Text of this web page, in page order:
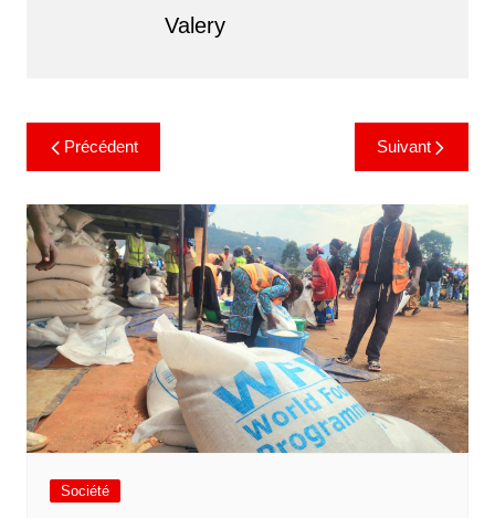
Valery
Précédent Suivant
Société